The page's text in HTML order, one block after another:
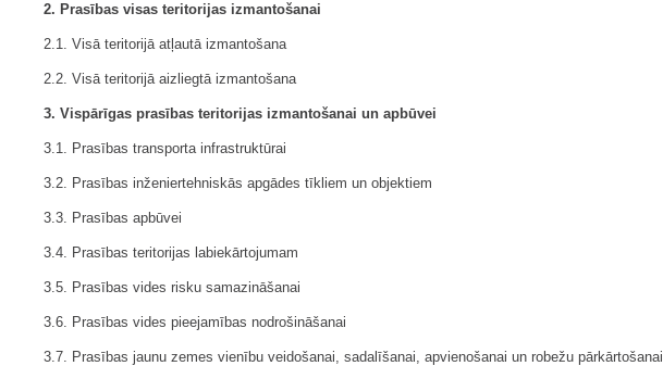
2. Prasības visas teritorijas izmantošanai
2.1. Visā teritorijā atļautā izmantošana
2.2. Visā teritorijā aizliegtā izmantošana
3. Vispārīgas prasības teritorijas izmantošanai un apbūvei
3.1. Prasības transporta infrastruktūrai
3.2. Prasības inženiertehniskās apgādes tīkliem un objektiem
3.3. Prasības apbūvei
3.4. Prasības teritorijas labiekārtojumam
3.5. Prasības vides risku samazināšanai
3.6. Prasības vides pieejamības nodrošināšanai
3.7. Prasības jaunu zemes vienību veidošanai, sadalīšanai, apvienošanai un robežu pārkārtošanai